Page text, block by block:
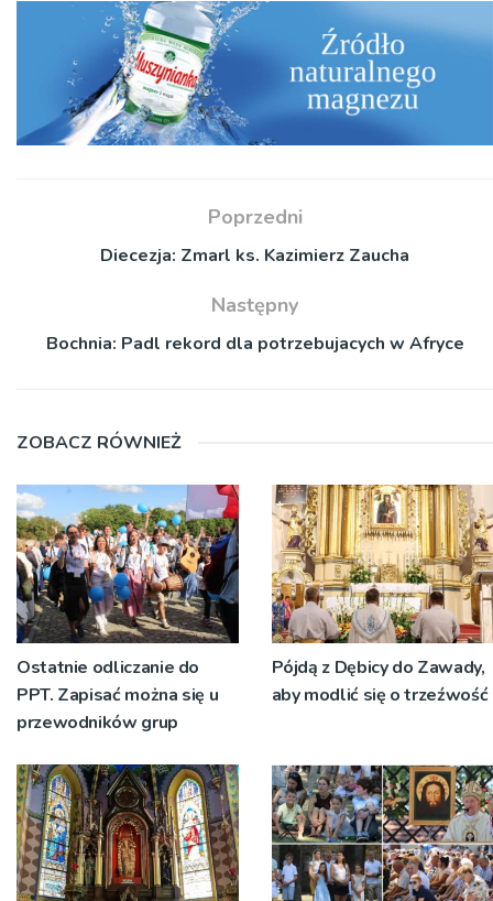
Poprzedni
Diecezja: Zmarl ks. Kazimierz Zaucha
Następny
Bochnia: Padl rekord dla potrzebujacych w Afryce
ZOBACZ RÓWNIEŻ
Ostatnie odliczanie do
PPT. Zapisać można się u
przewodników grup
Pójdą z Dębicy do Zawady,
aby modlić się o trzeźwość